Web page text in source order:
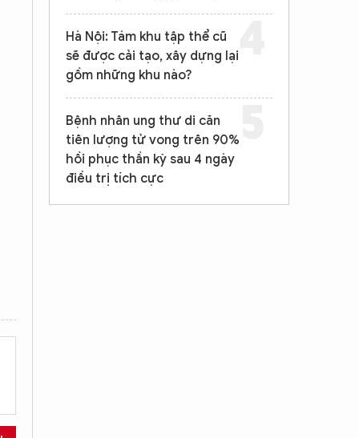
Hà Nội: Tám khu tập thể cũ
sẽ được cải tạo, xây dựng lại
gồm những khu nào?
Bệnh nhân ung thư di căn
tiên lượng tử vong trên 90%
hồi phục thần kỳ sau 4 ngày
điều trị tích cực